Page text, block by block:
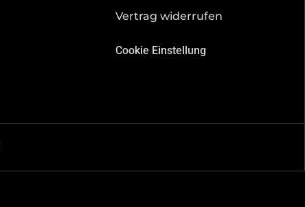
Vertrag widerrufen
Cookie Einstellung